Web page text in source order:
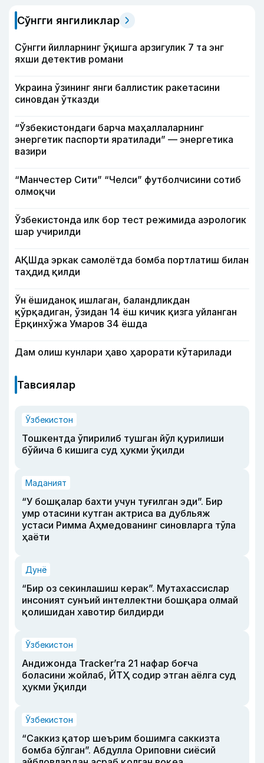
Сўнгги янгиликлар
Сўнгги йилларнинг ўқишга арзигулик 7 та энг
яхши детектив романи
Украина ўзининг янги баллистик ракетасини
синовдан ўтказди
“Ўзбекистондаги барча маҳаллаларнинг
энергетик паспорти яратилади” — энергетика
вазири
“Манчестер Сити” “Челси” футболчисини сотиб
олмоқчи
Ўзбекистонда илк бор тест режимида аэрологик
шар учирилди
АҚШда эркак самолётда бомба портлатиш билан
таҳдид қилди
Ўн ёшиданоқ ишлаган, баландликдан
қўрқадиган, ўзидан 14 ёш кичик қизга уйланган
Ёрқинхўжа Умаров 34 ёшда
Дам олиш кунлари ҳаво ҳарорати кўтарилади
Тавсиялар
Ўзбекистон
Тошкентда ўпирилиб тушган йўл қурилиши
бўйича 6 кишига суд ҳукми ўқилди
Маданият
“У бошқалар бахти учун туғилган эди”. Бир
умр отасини кутган актриса ва дубльяж
устаси Римма Аҳмедованинг синовларга тўла
ҳаёти
Дунё
“Бир оз секинлашиш керак”. Мутахассислар
инсоният сунъий интеллектни бошқара олмай
қолишидан хавотир билдирди
Ўзбекистон
Андижонда Tracker’га 21 нафар боғча
боласини жойлаб, ЙТҲ содир этган аёлга суд
ҳукми ўқилди
Ўзбекистон
“Саккиз қатор шеърим бошимга саккизта
бомба бўлган”. Абдулла Ориповни сиёсий